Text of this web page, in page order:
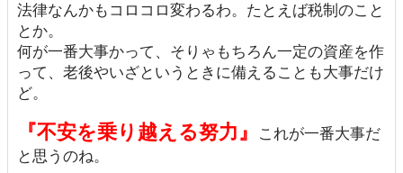
法律なんかもコロコロ変わるわ。たとえば税制のこと
とか。
何が一番大事かって、そりゃもちろん一定の資産を作
って、老後やいざというときに備えることも大事だけ
ど。
『不安を乗り越える努力』
これが一番大事だ
と思うのね。